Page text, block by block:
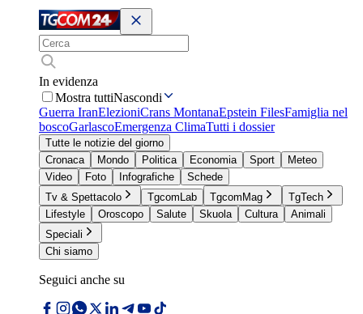
In evidenza
Mostra tuttiNascondi
Guerra IranElezioniCrans MontanaEpstein FilesFamiglia nel
boscoGarlascoEmergenza ClimaTutti i dossier
Tutte le notizie del giorno
Cronaca
Mondo Politica Economia Sport
Meteo
Video
Foto Infografiche
Schede
Tv & Spettacolo
TgcomLab TgcomMag
TgTech
Lifestyle
Oroscopo Salute Skuola Cultura
Animali
Speciali
Chi siamo
Seguici anche su